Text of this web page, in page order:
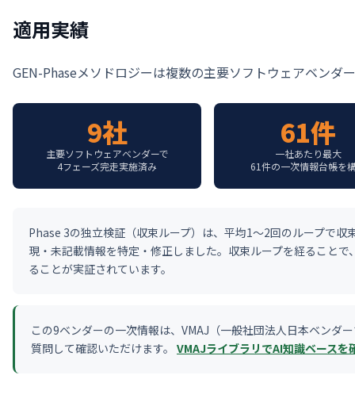
適用実績
GEN-Phaseメソドロジーは複数の主要ソフトウェアベンダ
9社
主要ソフトウェアベンダーで
4フェーズ完走実施済み
61件
一社あたり最大
61件の一次情報台帳を
Phase 3の独立検証（収束ループ）は、平均1〜2回のループで
現・未記載情報を特定・修正しました。収束ループを経ること
ることが実証されています。
この9ベンダーの一次情報は、VMAJ（一般社団法人日本ベンダ
質問して確認いただけます。 VMAJライブラリでAI知識ベース